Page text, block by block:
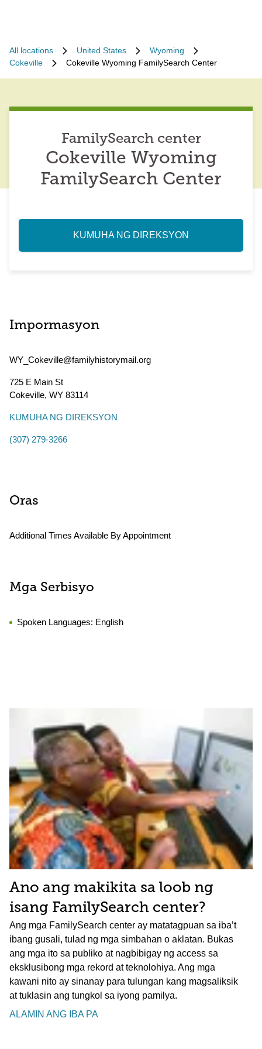
All locations United States
Wyoming
Cokeville
Cokeville Wyoming FamilySearch Center
FamilySearch center
Cokeville Wyoming
FamilySearch Center
KUMUHA NG DIREKSYON
Impormasyon
WY_Cokeville@familyhistorymail.org
725 E Main St
Cokeville, WY 83114
KUMUHA NG DIREKSYON
(307) 279-3266
Oras
Additional Times Available By Appointment
Mga Serbisyo
Spoken Languages: English
Ano ang makikita sa loob ng
isang FamilySearch center?
Ang mga FamilySearch center ay matatagpuan sa iba’t
ibang gusali, tulad ng mga simbahan o aklatan. Bukas
ang mga ito sa publiko at nagbibigay ng access sa
eksklusibong mga rekord at teknolohiya. Ang mga
kawani nito ay sinanay para tulungan kang magsaliksik
at tuklasin ang tungkol sa iyong pamilya.
ALAMIN ANG IBA PA